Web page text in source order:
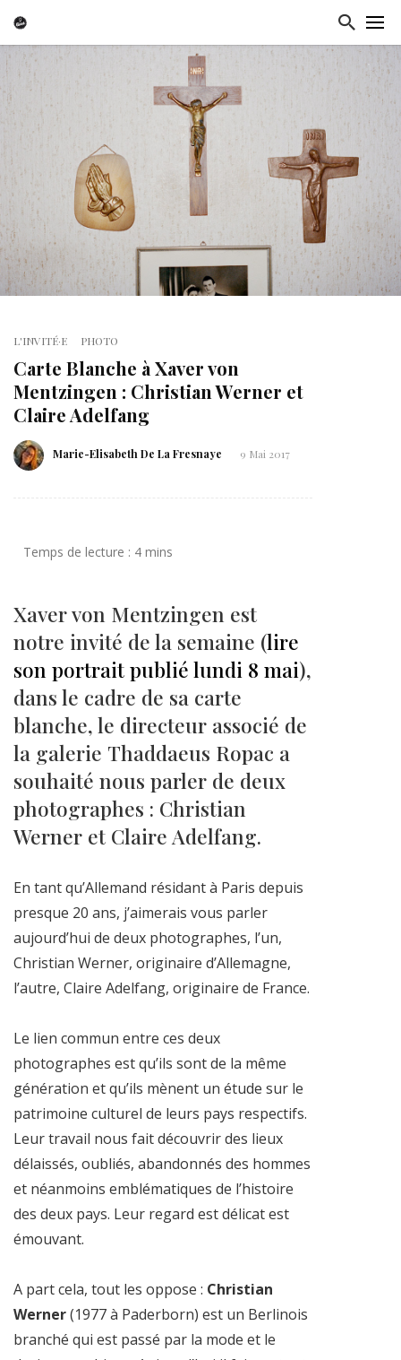
L'INVITÉ·E PHOTO
Carte Blanche à Xaver von
Mentzingen : Christian Werner et
Claire Adelfang
Marie-Elisabeth De La Fresnaye 9 Mai 2017
Xaver von Mentzingen est
notre invité de la semaine (lire
son portrait publié lundi 8 mai),
dans le cadre de sa carte
blanche, le directeur associé de
la galerie Thaddaeus Ropac a
souhaité nous parler de deux
photographes : Christian
Werner et Claire Adelfang.
En tant qu’Allemand résidant à Paris depuis
presque 20 ans, j’aimerais vous parler
aujourd’hui de deux photographes, l’un,
Christian Werner, originaire d’Allemagne,
l’autre, Claire Adelfang, originaire de France.
Le lien commun entre ces deux
photographes est qu’ils sont de la même
génération et qu’ils mènent un étude sur le
patrimoine culturel de leurs pays respectifs.
Leur travail nous fait découvrir des lieux
délaissés, oubliés, abandonnés des hommes
et néanmoins emblématiques de l’histoire
des deux pays. Leur regard est délicat est
émouvant.
A part cela, tout les oppose : Christian
Werner(1977 à Paderborn) est un Berlinois
branché qui est passé par la mode et le